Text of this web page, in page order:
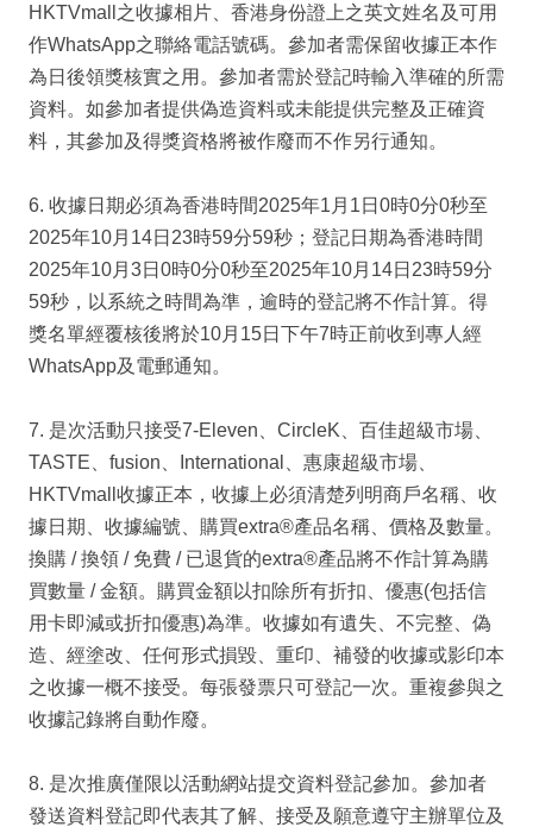
HKTVmall之收據相片、香港身份證上之英文姓名及可用
作WhatsApp之聯絡電話號碼。參加者需保留收據正本作
為日後領獎核實之用。參加者需於登記時輸入準確的所需
資料。如參加者提供偽造資料或未能提供完整及正確資
料，其參加及得獎資格將被作廢而不作另行通知。
6. 收據日期必須為香港時間2025年1月1日0時0分0秒至
2025年10月14日23時59分59秒；登記日期為香港時間
2025年10月3日0時0分0秒至2025年10月14日23時59分
59秒，以系統之時間為準，逾時的登記將不作計算。得
獎名單經覆核後將於10月15日下午7時正前收到專人經
WhatsApp及電郵通知。
7. 是次活動只接受7-Eleven、CircleK、百佳超級市場、
TASTE、fusion、International、惠康超級市場、
HKTVmall收據正本，收據上必須清楚列明商戶名稱、收
據日期、收據編號、購買extra®產品名稱、價格及數量。
換購 / 換領 / 免費 / 已退貨的extra®產品將不作計算為購
買數量 / 金額。購買金額以扣除所有折扣、優惠(包括信
用卡即減或折扣優惠)為準。收據如有遺失、不完整、偽
造、經塗改、任何形式損毀、重印、補發的收據或影印本
之收據一概不接受。每張發票只可登記一次。重複參與之
收據記錄將自動作廢。
8. 是次推廣僅限以活動網站提交資料登記參加。參加者
發送資料登記即代表其了解、接受及願意遵守主辦單位及